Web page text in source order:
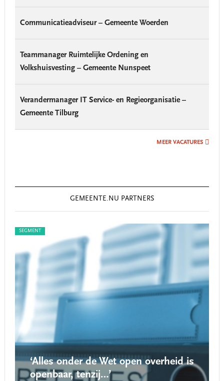
Communicatieadviseur – Gemeente Woerden
Teammanager Ruimtelijke Ordening en
Volkshuisvesting – Gemeente Nunspeet
Verandermanager IT Service- en Regieorganisatie –
Gemeente Tilburg
MEER VACATURES
GEMEENTE.NU PARTNERS
SEGMENT
‘Alles onder de Wet open overheid is
openbaar, tenzij…’